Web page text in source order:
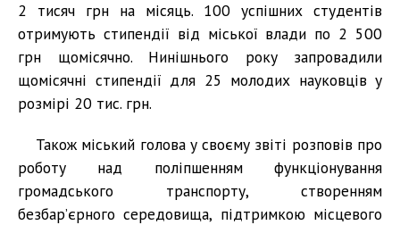
2 тисяч грн на місяць. 100 успішних студентів
отримують стипендії від міської влади по 2 500
грн щомісячно. Нинішнього року запровадили
щомісячні стипендії для 25 молодих науковців у
розмірі 20 тис. грн.
Також міський голова у своєму звіті розповів про
роботу над поліпшенням функціонування
громадського транспорту, створенням
безбар’єрного середовища, підтримкою місцевого